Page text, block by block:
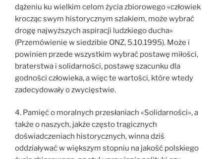
dążeniu ku wielkim celom życia zbiorowego «człowiek
krocząc swym historycznym szlakiem, może wybrać
drogę najwyższych aspiracji ludzkiego ducha»
(Przemówienie w siedzibie ONZ, 5.10.1995). Może i
powinien przede wszystkim wybrać postawę miłości,
braterstwa i solidarności, postawę szacunku dla
godności człowieka, a więc te wartości, które wtedy
zadecydowały o zwycięstwie.
4. Pamięć o moralnych przesłaniach «Solidarności», a
także o naszych, jakże często tragicznych
doświadczeniach historycznych, winna dziś
oddziaływać w większym stopniu na jakość polskiego